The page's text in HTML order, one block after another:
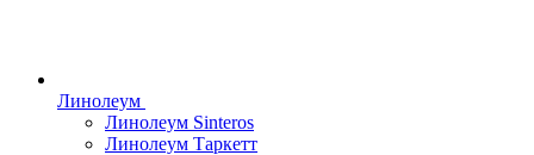
Линолеум
Линолеум Sinteros
Линолеум Таркетт